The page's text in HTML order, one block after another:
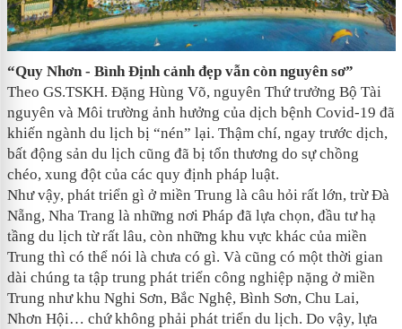
“Quy Nhơn - Bình Định cảnh đẹp vẫn còn nguyên sơ”
Theo GS.TSKH. Đặng Hùng Võ, nguyên Thứ trưởng Bộ Tài
nguyên và Môi trường ảnh hưởng của dịch bệnh Covid-19 đã
khiến ngành du lịch bị “nén” lại. Thậm chí, ngay trước dịch,
bất động sản du lịch cũng đã bị tổn thương do sự chồng
chéo, xung đột của các quy định pháp luật.
Như vậy, phát triển gì ở miền Trung là câu hỏi rất lớn, trừ Đà
Nẵng, Nha Trang là những nơi Pháp đã lựa chọn, đầu tư hạ
tầng du lịch từ rất lâu, còn những khu vực khác của miền
Trung thì có thể nói là chưa có gì. Và cũng có một thời gian
dài chúng ta tập trung phát triển công nghiệp nặng ở miền
Trung như khu Nghi Sơn, Bắc Nghệ, Bình Sơn, Chu Lai,
Nhơn Hội… chứ không phải phát triển du lịch. Do vậy, lựa